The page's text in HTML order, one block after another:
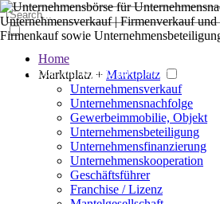
Der große Marktplatz für Unternehmen
Home
Marktplatz + Marktplatz
Unternehmensverkauf
Unternehmensnachfolge
Gewerbeimmobilie, Objekt
Unternehmensbeteiligung
Unternehmensfinanzierung
Unternehmenskooperation
Geschäftsführer
Franchise / Lizenz